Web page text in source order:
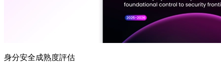
身分安全成熟度評估